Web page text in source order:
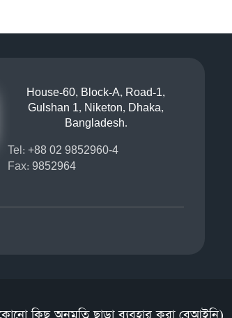
House-60, Block-A, Road-1,
Gulshan 1, Niketon, Dhaka,
Bangladesh.
Tel: +88 02 9852960-4
Fax: 9852964